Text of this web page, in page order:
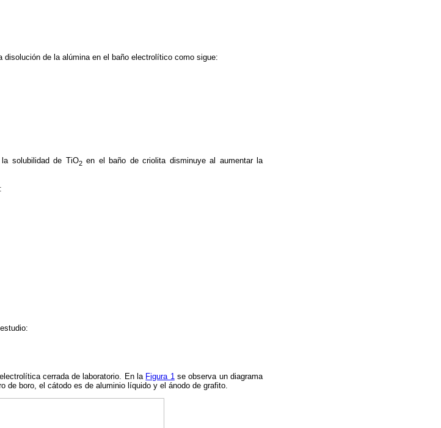
de la alúmina en el baño electrolítico como sigue:
solubilidad de TiO2en el baño de criolita disminuye al aumentar la
cerrada de laboratorio. En la Figura 1se observa un diagrama
de boro, el cátodo es de aluminio líquido y el ánodo de grafito.